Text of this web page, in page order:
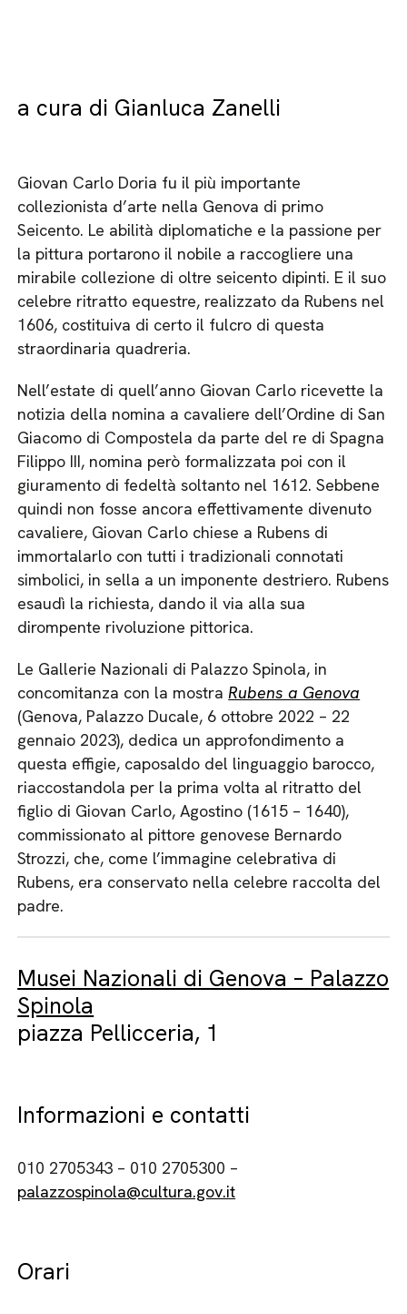
a cura di Gianluca Zanelli
Giovan Carlo Doria fu il più importante
collezionista d’arte nella Genova di primo
Seicento. Le abilità diplomatiche e la passione per
la pittura portarono il nobile a raccogliere una
mirabile collezione di oltre seicento dipinti. E il suo
celebre ritratto equestre, realizzato da Rubens nel
1606, costituiva di certo il fulcro di questa
straordinaria quadreria.
Nell’estate di quell’anno Giovan Carlo ricevette la
notizia della nomina a cavaliere dell’Ordine di San
Giacomo di Compostela da parte del re di Spagna
Filippo III, nomina però formalizzata poi con il
giuramento di fedeltà soltanto nel 1612. Sebbene
quindi non fosse ancora effettivamente divenuto
cavaliere, Giovan Carlo chiese a Rubens di
immortalarlo con tutti i tradizionali connotati
simbolici, in sella a un imponente destriero. Rubens
esaudì la richiesta, dando il via alla sua
dirompente rivoluzione pittorica.
Le Gallerie Nazionali di Palazzo Spinola, in
concomitanza con la mostraRubens a Genova
(Genova, Palazzo Ducale, 6 ottobre 2022 – 22
gennaio 2023), dedica un approfondimento a
questa effigie, caposaldo del linguaggio barocco,
riaccostandola per la prima volta al ritratto del
figlio di Giovan Carlo, Agostino (1615 – 1640),
commissionato al pittore genovese Bernardo
Strozzi, che, come l’immagine celebrativa di
Rubens, era conservato nella celebre raccolta del
padre.
Musei Nazionali di Genova – Palazzo
Spinola
piazza Pellicceria, 1
Informazioni e contatti
010 2705343 – 010 2705300 –
palazzospinola@cultura.gov.it
Orari